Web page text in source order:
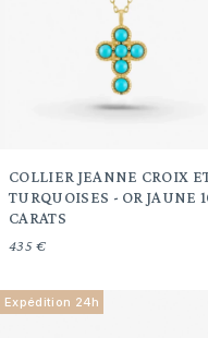
COLLIER JEANNE CROIX
TURQUOISES - OR JAUNE
CARATS
435 €
Expédition 24h